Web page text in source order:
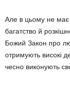
Але в цьому не має
багат­ство й
Божий Закон про
отримують високі
чесно виконують